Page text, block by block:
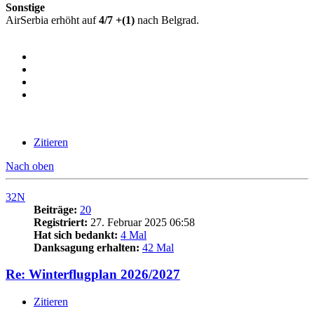
Sonstige
AirSerbia erhöht auf4/7 +(1) nach Belgrad.
Zitieren
Nach oben
32N
Beiträge: 20
Registriert: 27. Februar 2025 06:58
Hat sich bedankt: 4 Mal
Danksagung erhalten: 42 Mal
Re: Winterflugplan 2026/2027
Zitieren